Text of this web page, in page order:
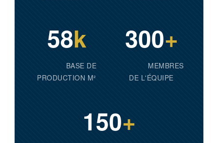
58k
BASE DE
PRODUCTION M²
300+
MEMBRES
DE L'ÉQUIPE
150+